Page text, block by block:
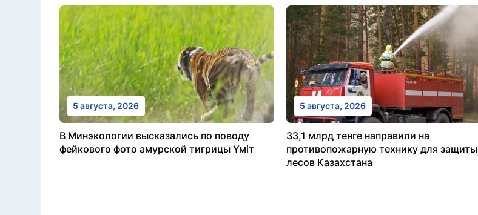
5 августа, 2026
В Минэкологии высказались по поводу
фейкового фото амурской тигрицы Үміт
5 августа, 2026
33,1 млрд тенге направили на
противопожарную технику для защиты
лесов Казахстана